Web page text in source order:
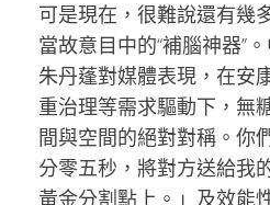
可是現在，很難說還有幾
當故意目中的“補腦神器”
朱丹蓬對媒體表現，在安
重治理等需求驅動下，無
間與空間的絕對對稱。你
分零五秒，將對方送給我
黃金分割點上。」及效能